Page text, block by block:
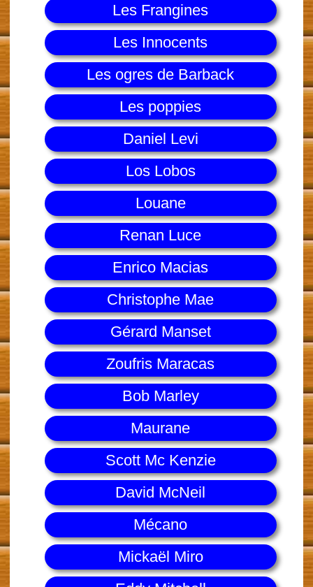
Les Frangines
Les Innocents
Les ogres de Barback
Les poppies
Daniel Levi
Los Lobos
Louane
Renan Luce
Enrico Macias
Christophe Mae
Gérard Manset
Zoufris Maracas
Bob Marley
Maurane
Scott Mc Kenzie
David McNeil
Mécano
Mickaël Miro